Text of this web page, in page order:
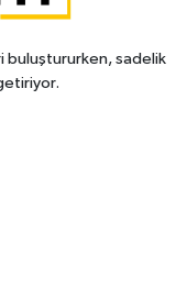
buluştururken, sadelik